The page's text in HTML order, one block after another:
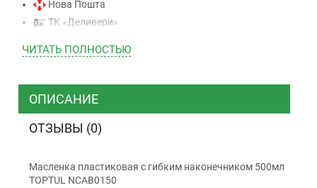
Нова Пошта
ТК «Деливери»
ТК “Justin”
ТК ”УкрПочта”
Наличными
ЧИТАТЬ ПОЛНОСТЬЮ
ОПИСАНИЕ
ОТЗЫВЫ (0)
Масленка пластиковая с гибким наконечником 500мл
TOPTUL NCAB0150